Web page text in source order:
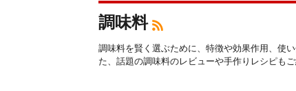
調味料
調味料を賢く選ぶために、特徴や効果作用、使
た、話題の調味料のレビューや手作りレシピもご